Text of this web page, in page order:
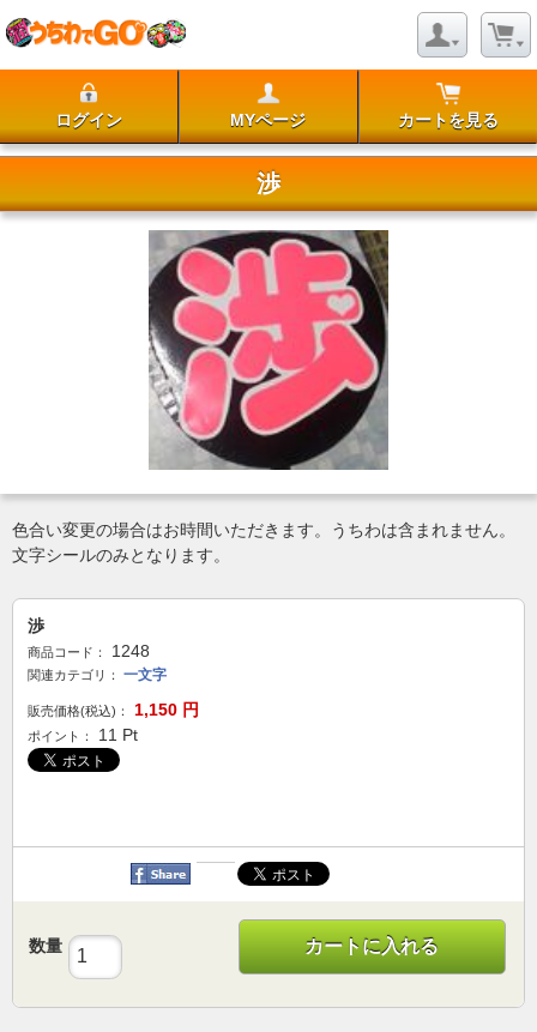
ログイン MYページ カートを見る
渉
色合い変更の場合はお時間いただきます。うちわは含まれません。
文字シールのみとなります。
渉
商品コード： 1248
関連カテゴリ： 一文字
販売価格(税込)： 1,150 円
ポイント： 11 Pt
数量 カートに入れる